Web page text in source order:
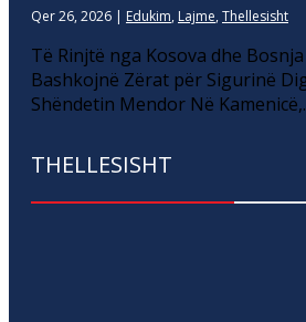
Qer 26, 2026 | Edukim, Lajme, Thellesisht
Të Rinjtë nga Kosova dhe
Bashkojnë Zërat për Sigurinë
Shëndetin Mendor Në
THELLESISHT